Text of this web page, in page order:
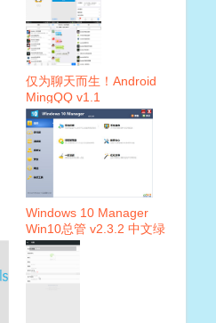
仅为聊天而生！Android
MingQQ v1.1
Windows 10 Manager
Win10总管 v2.3.2 中文绿
色版Win10优化软件